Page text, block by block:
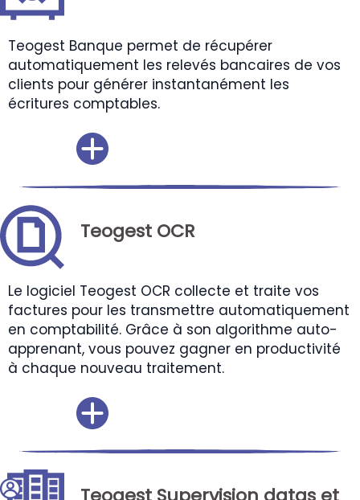
Teogest Banque permet de récupérer
automatiquement les relevés bancaires de vos
clients pour générer instantanément les
écritures comptables.
Teogest OCR
Le logiciel Teogest OCR collecte et traite vos
factures pour les transmettre automatiquement
en comptabilité. Grâce à son algorithme auto-
apprenant, vous pouvez gagner en productivité
à chaque nouveau traitement.